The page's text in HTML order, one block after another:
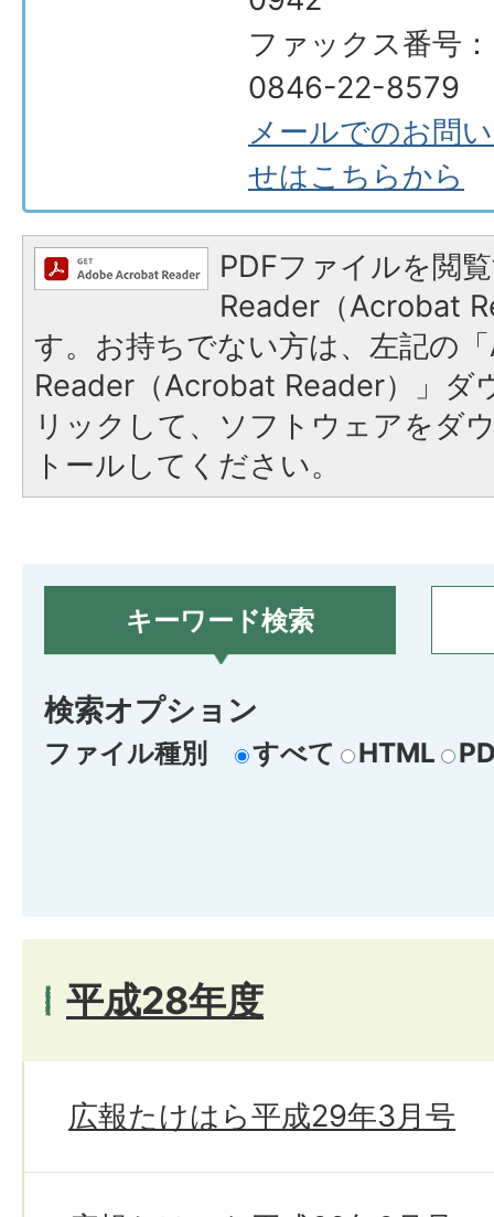
ファックス番号：
0846-22-8579
メールでのお問
せはこちらから
PDFファイルを閲
Reader（Acrobat
す。お持ちでない方は、左記の
Reader（Acrobat Reader）」ダ
リックして、ソフトウェアをダ
トールしてください。
キーワード検索
検索オプション
ファイル種別 すべて HTML
平成28年度
広報たけはら平成29年3月号